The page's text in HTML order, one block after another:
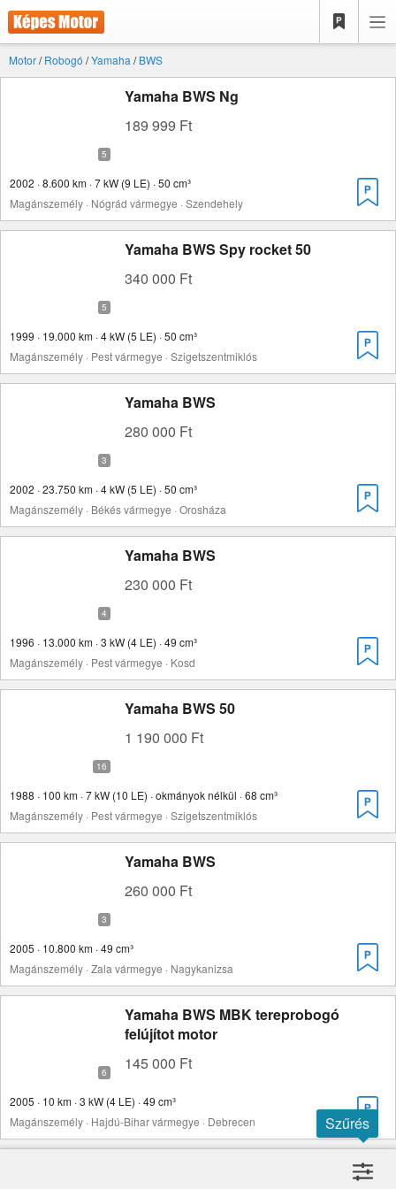
Motor/Robogó /Yamaha /BWS
Yamaha BWS Ng
189 999 Ft
2002 · 8.600 km · 7 kW (9 LE) · 50 cm³
Magánszemély · Nógrád vármegye · Szendehely
Yamaha BWS Spy rocket 50
340 000 Ft
1999 · 19.000 km · 4 kW (5 LE) · 50 cm³
Magánszemély · Pest vármegye · Szigetszentmiklós
Yamaha BWS
280 000 Ft
2002 · 23.750 km · 4 kW (5 LE) · 50 cm³
Magánszemély · Békés vármegye · Orosháza
Yamaha BWS
230 000 Ft
1996 · 13.000 km · 3 kW (4 LE) · 49 cm³
Magánszemély · Pest vármegye · Kosd
Yamaha BWS 50
1 190 000 Ft
1988 · 100 km · 7 kW (10 LE) · okmányok nélkül · 68 cm³
Magánszemély · Pest vármegye · Szigetszentmiklós
Yamaha BWS
260 000 Ft
2005 · 10.800 km · 49 cm³
Magánszemély · Zala vármegye · Nagykanizsa
Yamaha BWS MBK tereprobogó
felújítot motor
145 000 Ft
2005 · 10 km · 3 kW (4 LE) · 49 cm³
Magánszemély · Hajdú-Bihar vármegye · Debrecen
Szűrés